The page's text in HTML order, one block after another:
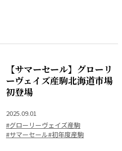
【サマーセール】グローリ
ーヴェイズ産駒北海道市場
初登場
2025.09.01
#グローリーヴェイズ産駒
#サマーセール#初年度産駒